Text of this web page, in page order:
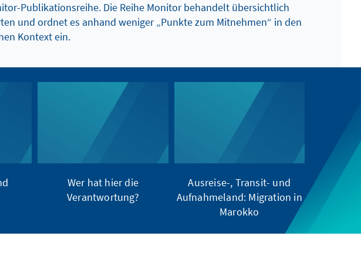
Publikationsreihe. Die Reihe Monitor behandelt übersichtlich
und ordnet es anhand weniger „Punkte zum Mitnehmen“ in den
Kontext ein.
Wer hat hier die
Verantwortung?
Ausreise-, Transit- und
Aufnahmeland: Migration in
Marokko